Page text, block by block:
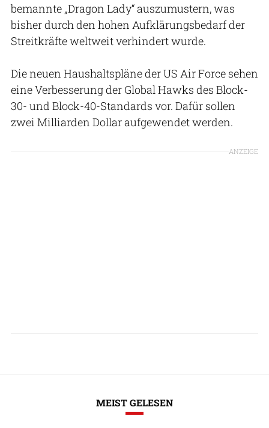
bemannte „Dragon Lady“ auszumustern, was
bisher durch den hohen Aufklärungsbedarf der
Streitkräfte weltweit verhindert wurde.
Die neuen Haushaltspläne der US Air Force sehen
eine Verbesserung der Global Hawks des Block-
30- und Block-40-Standards vor. Dafür sollen
zwei Milliarden Dollar aufgewendet werden.
ANZEIGE
MEIST GELESEN